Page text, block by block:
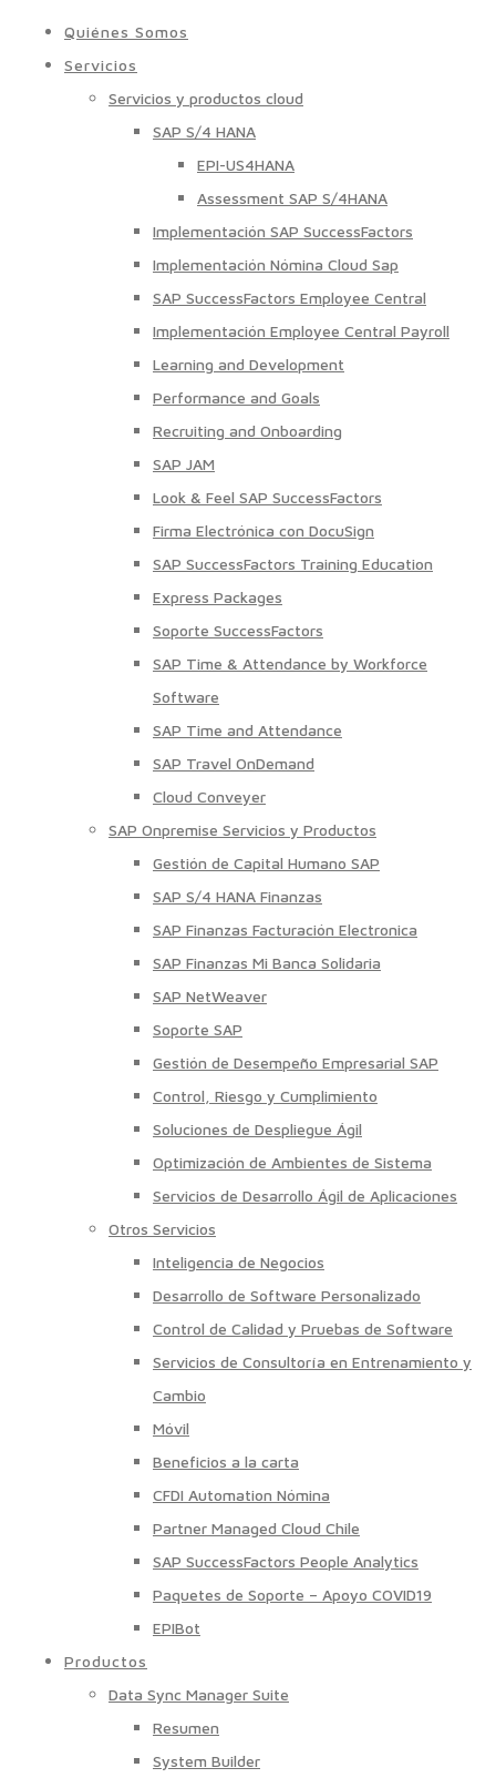
Quiénes Somos
Servicios
Servicios y productos cloud
SAP S/4 HANA
EPI-US4HANA
Assessment SAP S/4HANA
Implementación SAP SuccessFactors
Implementación Nómina Cloud Sap
SAP SuccessFactors Employee Central
Implementación Employee Central Payroll
Learning and Development
Performance and Goals
Recruiting and Onboarding
SAP JAM
Look & Feel SAP SuccessFactors
Firma Electrónica con DocuSign
SAP SuccessFactors Training Education
Express Packages
Soporte SuccessFactors
SAP Time & Attendance by Workforce
Software
SAP Time and Attendance
SAP Travel OnDemand
Cloud Conveyer
SAP Onpremise Servicios y Productos
Gestión de Capital Humano SAP
SAP S/4 HANA Finanzas
SAP Finanzas Facturación Electronica
SAP Finanzas Mi Banca Solidaria
SAP NetWeaver
Soporte SAP
Gestión de Desempeño Empresarial SAP
Control, Riesgo y Cumplimiento
Soluciones de Despliegue Ágil
Optimización de Ambientes de Sistema
Servicios de Desarrollo Ágil de Aplicaciones
Otros Servicios
Inteligencia de Negocios
Desarrollo de Software Personalizado
Control de Calidad y Pruebas de Software
Servicios de Consultoría en Entrenamiento y
Cambio
Móvil
Beneficios a la carta
CFDI Automation Nómina
Partner Managed Cloud Chile
SAP SuccessFactors People Analytics
Paquetes de Soporte – Apoyo COVID19
EPIBot
Productos
Data Sync Manager Suite
Resumen
System Builder